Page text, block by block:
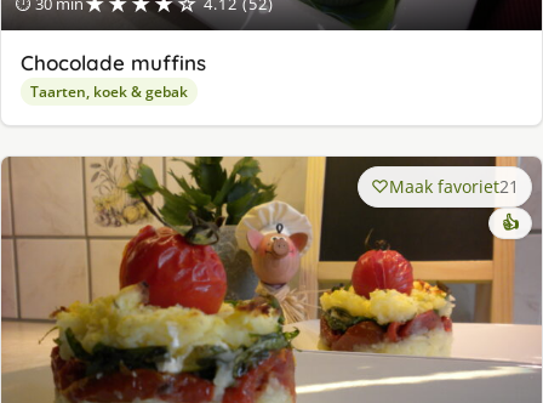
Chocolade muffins
Taarten, koek & gebak
Maak favoriet21
👍